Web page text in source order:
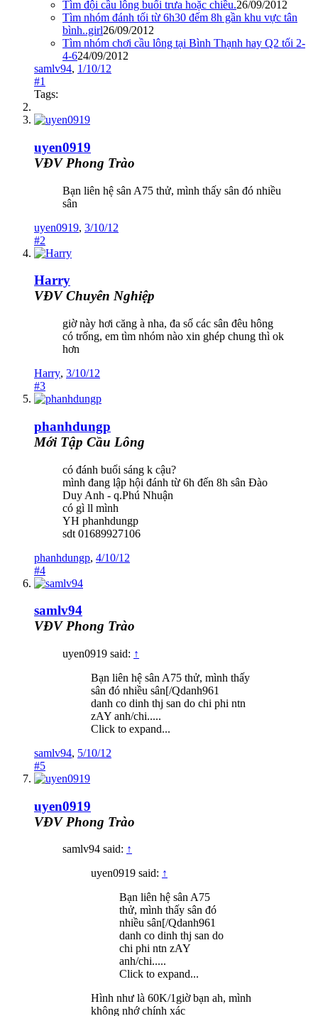
Tìm đội cầu lông buổi trưa hoặc chiều.26/09/2012
Tìm nhóm đánh tối từ 6h30 đếm 8h gần khu vực tân
bình..girl26/09/2012
Tìm nhóm chơi cầu lông tại Bình Thạnh hay Q2 tối 2-
4-624/09/2012
samlv94, 1/10/12
#1
Tags:
uyen0919
VĐV Phong Trào
Bạn liên hệ sân A75 thử, mình thấy sân đó nhiều
sân
uyen0919, 3/10/12
#2
Harry
VĐV Chuyên Nghiệp
giờ này hơi căng à nha, đa số các sân đêu hông
có trống, em tìm nhóm nào xin ghép chung thì ok
hơn
Harry, 3/10/12
#3
phanhdungp
Mới Tập Cầu Lông
có đánh buổi sáng k cậu?
mình đang lập hội đánh từ 6h đến 8h sân Đào
Duy Anh - q.Phú Nhuận
có gì ll mình
YH phanhdungp
sdt 01689927106
phanhdungp, 4/10/12
#4
samlv94
VĐV Phong Trào
uyen0919 said: ↑
Bạn liên hệ sân A75 thử, mình thấy
sân đó nhiều sân[/Qdanh961
danh co dinh thj san do chi phi ntn
zAY anh/chi.....
Click to expand...
samlv94, 5/10/12
#5
uyen0919
VĐV Phong Trào
samlv94 said: ↑
uyen0919 said: ↑
Bạn liên hệ sân A75
thử, mình thấy sân đó
nhiều sân[/Qdanh961
danh co dinh thj san do
chi phi ntn zAY
anh/chi.....
Click to expand...
Hình như là 60K/1giờ bạn ah, mình
không nhớ chính xác